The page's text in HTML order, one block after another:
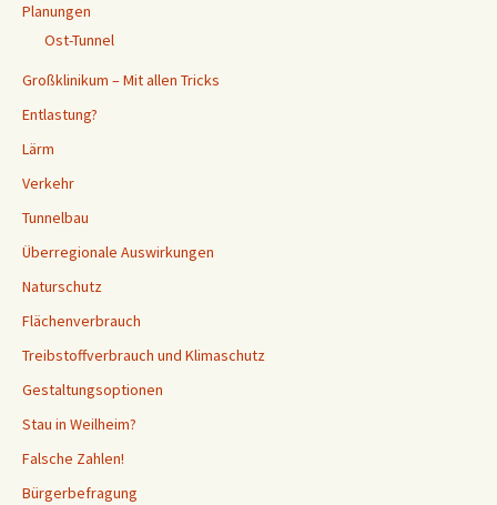
Planungen
Ost-Tunnel
Großklinikum – Mit allen Tricks
Entlastung?
Lärm
Verkehr
Tunnelbau
Überregionale Auswirkungen
Naturschutz
Flächenverbrauch
Treibstoffverbrauch und Klimaschutz
Gestaltungsoptionen
Stau in Weilheim?
Falsche Zahlen!
Bürgerbefragung